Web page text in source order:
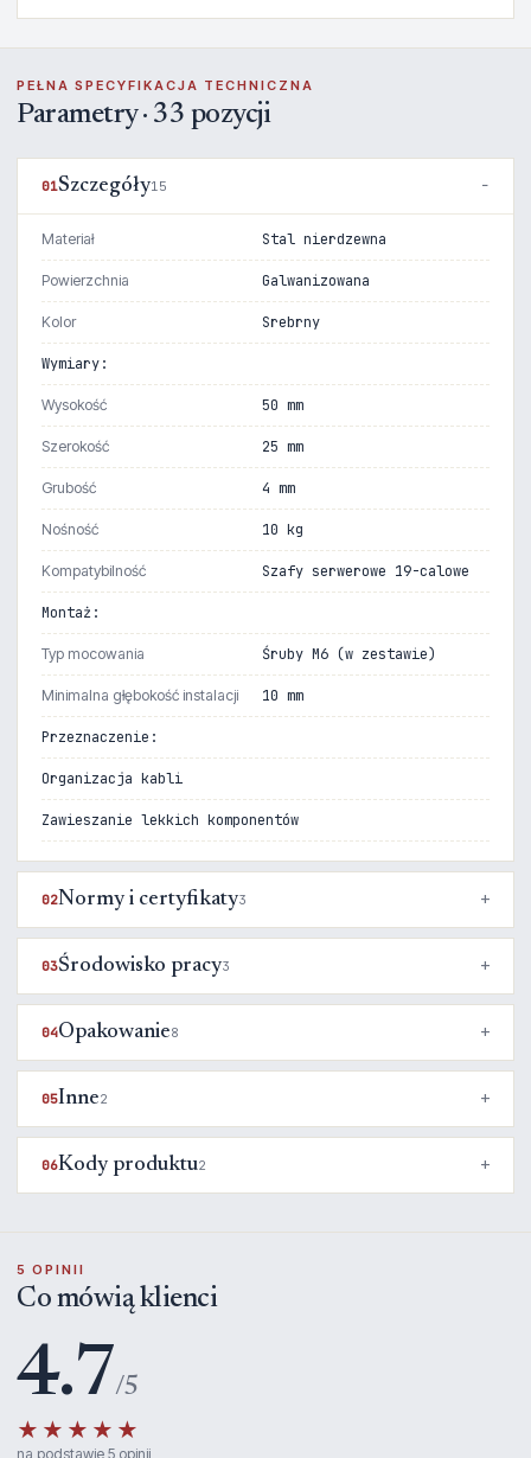
PEŁNA SPECYFIKACJA TECHNICZNA
Parametry · 33 pozycji
01Szczegóły15
Materiał Stal nierdzewna
Powierzchnia Galwanizowana
Kolor Srebrny
Wymiary:
Wysokość 50 mm
Szerokość 25 mm
Grubość 4 mm
Nośność 10 kg
Kompatybilność Szafy serwerowe 19-calowe
Montaż:
Typ mocowania Śruby M6 (w zestawie)
Minimalna głębokość instalacji 10 mm
Przeznaczenie:
Organizacja kabli
Zawieszanie lekkich komponentów
02Normy i certyfikaty3
03Środowisko pracy3
04Opakowanie8
05Inne2
06Kody produktu2
5 OPINII
Co mówią klienci
4.7/5
★★★★★
na podstawie 5 opinii